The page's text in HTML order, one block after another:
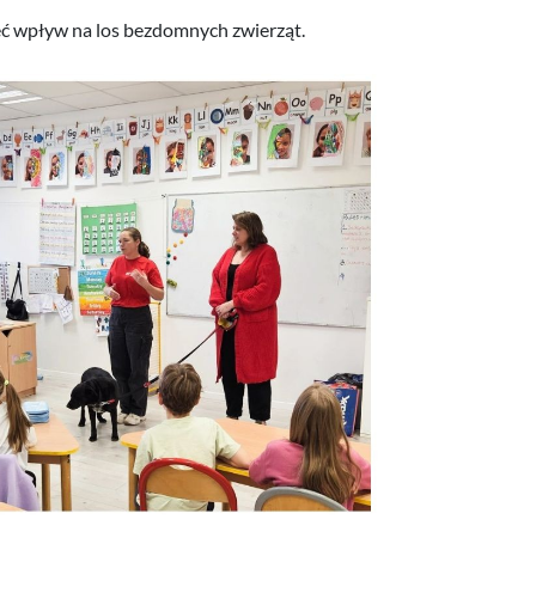
wpływ na los bezdomnych zwierząt.